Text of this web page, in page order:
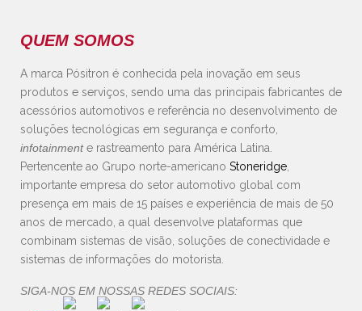
QUEM SOMOS
A marca Pósitron é conhecida pela inovação em seus
produtos e serviços, sendo uma das principais fabricantes de
acessórios automotivos e referência no desenvolvimento de
soluções tecnológicas em segurança e conforto,
infotainmente rastreamento para América Latina.
Pertencente ao Grupo norte-americano Stoneridge
importante empresa do setor automotivo global com
presença em mais de 15 países e experiência de mais de 50
anos de mercado, a qual desenvolve plataformas que
combinam sistemas de visão, soluções de conectividade e
sistemas de informações do motorista.
SIGA-NOS EM NOSSAS REDES SOCIAIS: